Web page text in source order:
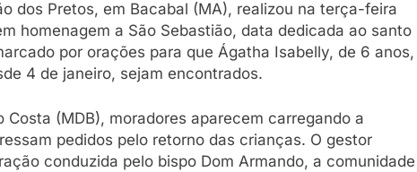
dos Pretos, em Bacabal (MA), realizou na terça-feira
homenagem a São Sebastião, data dedicada ao santo
por orações para que Ágatha Isabelly, de 6 anos,
4 de janeiro, sejam encontrados.
(MDB), moradores aparecem carregando a
pedidos pelo retorno das crianças. O gestor
conduzida pelo bispo Dom Armando, a comunidade